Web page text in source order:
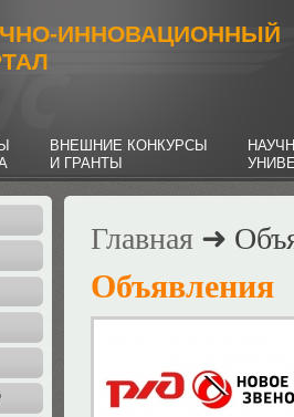
ИННОВАЦИОННЫЙ
ВНЕШНИЕ КОНКУРСЫ
И ГРАНТЫ
Главная ➜
Объявления